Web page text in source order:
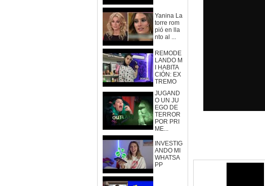
Yanina La
torre rom
pió en lla
nto al ...
REMODE
LANDO M
I HABITA
CIÓN: EX
TREMO
JUGAND
O UN JU
EGO DE
TERROR
POR PRI
ME...
INVESTIG
ANDO MI
WHATSA
PP